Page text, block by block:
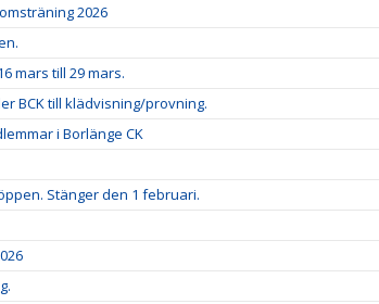
2026
mars till 29 mars.
BCK till klädvisning/provning.
i Borlänge CK
Stänger den 1 februari.